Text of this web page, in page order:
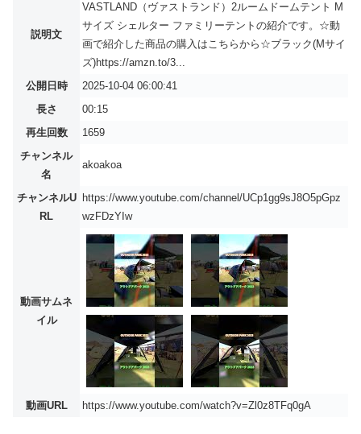
説明文
VASTLAND（ヴァストランド）2ルームドームテント M
サイズ シェルター ファミリーテントの紹介です。☆動
画で紹介した商品の購入はこちらから☆ブラック(Mサイ
ズ)https://amzn.to/3...
公開日時
2025-10-04 06:00:41
長さ
00:15
再生回数
1659
チャンネル
名
akoakoa
チャンネルU
RL
https://www.youtube.com/channel/UCp1gg9sJ8O5pGpz
wzFDzYIw
動画サムネ
イル
動画URL https://www.youtube.com/watch?v=Zl0z8TFq0gA